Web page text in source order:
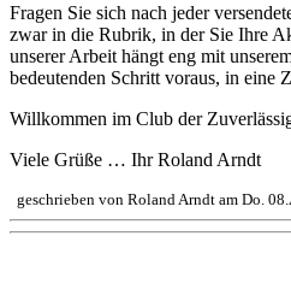
Fragen Sie sich nach jeder
zwar in die Rubrik, in der Sie Ihre
unserer Arbeit hängt eng mit
bedeutenden Schritt voraus, in eine
Willkommen im Club der
Viele Grüße … Ihr Roland Arndt
geschrieben von Roland Arndt am Do.